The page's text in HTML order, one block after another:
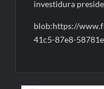
investidura
blob:https://
41c5-87e8-